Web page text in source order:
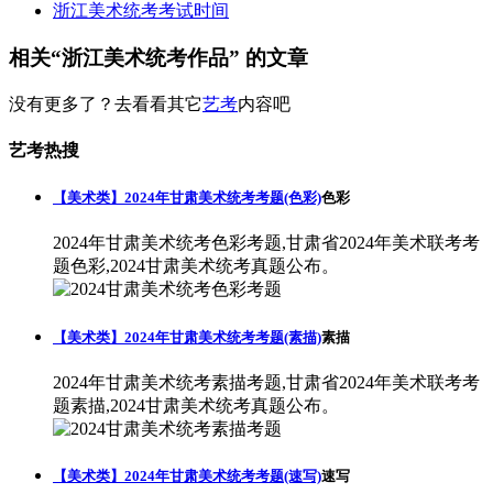
浙江美术统考考试时间
相关“浙江美术统考作品” 的文章
没有更多了？去看看其它艺考内容吧
艺考热搜
【美术类】2024年甘肃美术统考考题(色彩)色彩
2024年甘肃美术统考色彩考题,甘肃省2024年美术联考考
题色彩,2024甘肃美术统考真题公布。
【美术类】2024年甘肃美术统考考题(素描)素描
2024年甘肃美术统考素描考题,甘肃省2024年美术联考考
题素描,2024甘肃美术统考真题公布。
【美术类】2024年甘肃美术统考考题(速写)速写